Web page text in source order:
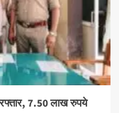
7.50 लाख रुपये